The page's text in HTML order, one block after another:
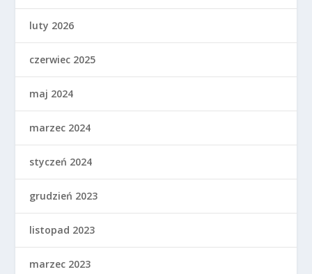
luty 2026
czerwiec 2025
maj 2024
marzec 2024
styczeń 2024
grudzień 2023
listopad 2023
marzec 2023